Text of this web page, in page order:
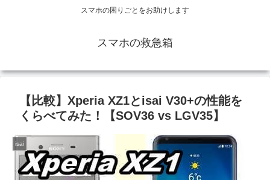
スマホの困りごとをお助けします
スマホの救急箱
【比較】Xperia XZ1とisai V30+の性能を
くらべてみた！【SOV36 vs LGV35】
isai